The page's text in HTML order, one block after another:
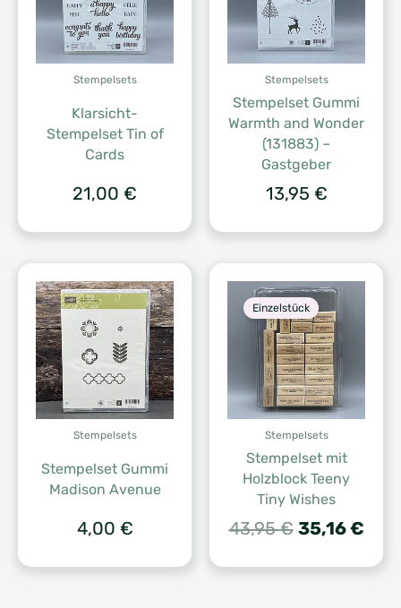
Stempelsets
Klarsicht-
Stempelset Tin of
Cards
21,00 €
Stempelsets
Stempelset Gummi
Warmth and Wonder
(131883) –
Gastgeber
13,95 €
Stempelsets
Stempelset Gummi
Madison Avenue
4,00 €
Einzelstück
Stempelsets
Stempelset mit
Holzblock Teeny
Tiny Wishes
43,95€
war:
35,16€
ist: